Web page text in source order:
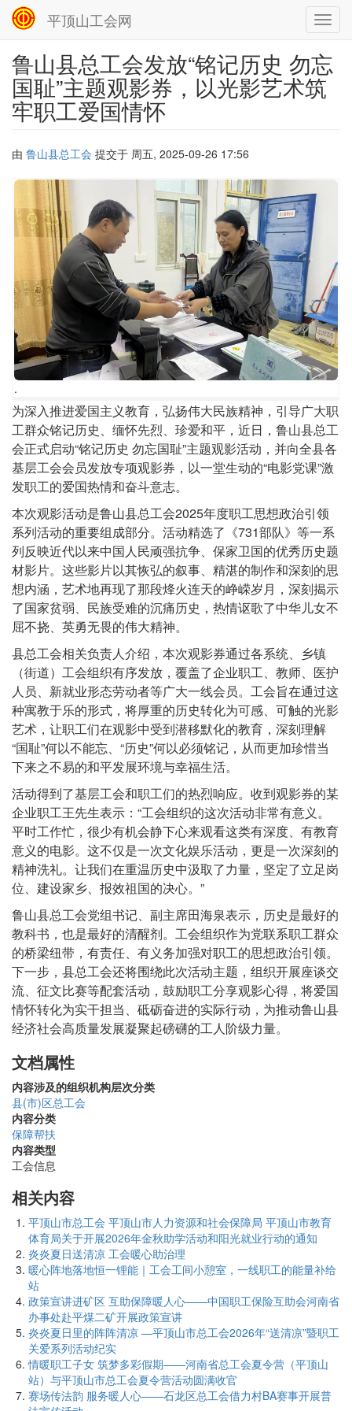
平顶山工会网
鲁山县总工会发放“铭记历史 勿忘
国耻”主题观影券，以光影艺术筑
牢职工爱国情怀
由 鲁山县总工会 提交于 周五, 2025-09-26 17:56
..
正
文
为深入推进爱国主义教育，弘扬伟大民族精神，引导广大职
工群众铭记历史、缅怀先烈、珍爱和平，近日，鲁山县总工
会正式启动“铭记历史 勿忘国耻”主题观影活动，并向全县各
基层工会会员发放专项观影券，以一堂生动的“电影党课”激
发职工的爱国热情和奋斗意志。
本次观影活动是鲁山县总工会2025年度职工思想政治引领
系列活动的重要组成部分。活动精选了《731部队》等一系
列反映近代以来中国人民顽强抗争、保家卫国的优秀历史题
材影片。这些影片以其恢弘的叙事、精湛的制作和深刻的思
想内涵，艺术地再现了那段烽火连天的峥嵘岁月，深刻揭示
了国家贫弱、民族受难的沉痛历史，热情讴歌了中华儿女不
屈不挠、英勇无畏的伟大精神。
县总工会相关负责人介绍，本次观影券通过各系统、乡镇
（街道）工会组织有序发放，覆盖了企业职工、教师、医护
人员、新就业形态劳动者等广大一线会员。工会旨在通过这
种寓教于乐的形式，将厚重的历史转化为可感、可触的光影
艺术，让职工们在观影中受到潜移默化的教育，深刻理解
“国耻”何以不能忘、“历史”何以必须铭记，从而更加珍惜当
下来之不易的和平发展环境与幸福生活。
活动得到了基层工会和职工们的热烈响应。收到观影券的某
企业职工王先生表示：“工会组织的这次活动非常有意义。
平时工作忙，很少有机会静下心来观看这类有深度、有教育
意义的电影。这不仅是一次文化娱乐活动，更是一次深刻的
精神洗礼。让我们在重温历史中汲取了力量，坚定了立足岗
位、建设家乡、报效祖国的决心。”
鲁山县总工会党组书记、副主席田海泉表示，历史是最好的
教科书，也是最好的清醒剂。工会组织作为党联系职工群众
的桥梁纽带，有责任、有义务加强对职工的思想政治引领。
下一步，县总工会还将围绕此次活动主题，组织开展座谈交
流、征文比赛等配套活动，鼓励职工分享观影心得，将爱国
情怀转化为实干担当、砥砺奋进的实际行动，为推动鲁山县
经济社会高质量发展凝聚起磅礴的工人阶级力量。
文档属性
内容涉及的组织机构层次分类
县(市)区总工会
内容分类
保障帮扶
内容类型
工会信息
相关内容
平顶山市总工会 平顶山市人力资源和社会保障局 平顶山市教育
体育局关于开展2026年金秋助学活动和阳光就业行动的通知
炎炎夏日送清凉 工会暖心助治理
暖心阵地落地恒一锂能｜工会工间小憩室，一线职工的能量补给
站
政策宣讲进矿区 互助保障暖人心——中国职工保险互助会河南省
办事处赴平煤二矿开展政策宣讲
炎炎夏日里的阵阵清凉 —平顶山市总工会2026年“送清凉”暨职工
关爱系列活动纪实
情暖职工子女 筑梦多彩假期——河南省总工会夏令营（平顶山
站）与平顶山市总工会夏令营活动圆满收官
赛场传法韵 服务暖人心——石龙区总工会借力村BA赛事开展普